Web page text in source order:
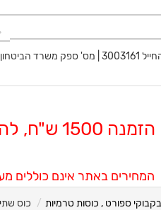
40017932
08-8564549
המחירים באתר אינם כוללים
ספורט , כוסות טרמיות כוס